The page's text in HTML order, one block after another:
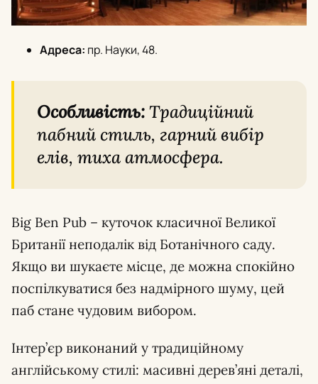
Адреса: пр. Науки, 48.
Особливість:Традиційний
пабний стиль, гарний вибір
елів, тиха атмосфера.
Big Ben Pub – куточок класичної Великої
Британії неподалік від Ботанічного саду.
Якщо ви шукаєте місце, де можна спокійно
поспілкуватися без надмірного шуму, цей
паб стане чудовим вибором.
Інтер’єр виконаний у традиційному
англійському стилі: масивні дерев’яні деталі,